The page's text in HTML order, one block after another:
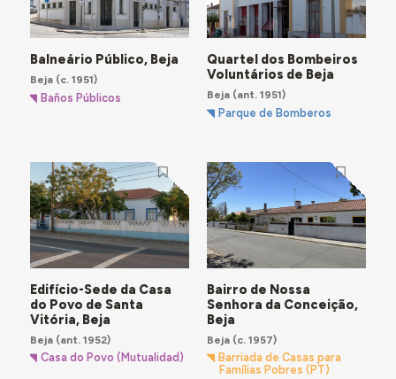
Balneário Público, Beja
Beja(c. 1951)
Baños Públicos
Quartel dos Bombeiros
Voluntários de Beja
Beja(ant. 1951)
Parque de Bomberos
Edifício-Sede da Casa
do Povo de Santa
Vitória, Beja
Beja(ant. 1952)
Casa do Povo (Mutualidad)
Bairro de Nossa
Senhora da Conceição,
Beja
Beja(c. 1957)
Barriada de Casas para
Famílias Pobres (PT)